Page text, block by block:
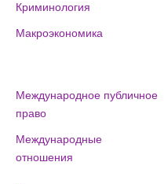
Криминология
Макроэкономика
Международное публичное
право
Международные
отношения